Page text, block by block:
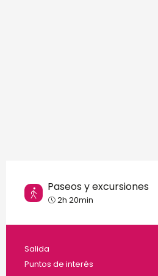
Paseos y excursiones
2h 20min
Información
Salida
Puntos de interés